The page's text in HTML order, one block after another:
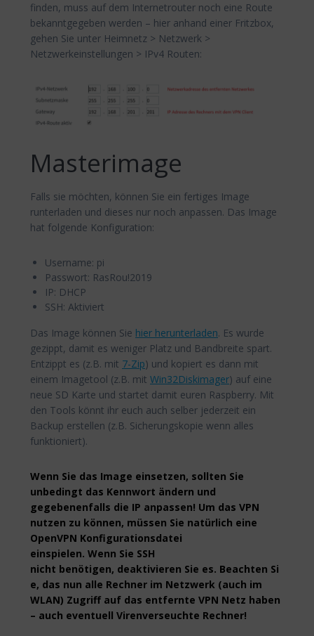
finden, muss auf dem Internetrouter noch eine Route
bekanntgegeben werden – hier anhand einer Fritzbox,
gehen Sie unter Heimnetz > Netzwerk >
Netzwerkeinstellungen > IPv4 Routen:
Masterimage
Falls sie möchten, können Sie ein fertiges Image
runterladen und dieses nur noch anpassen. Das Image
hat folgende Konfiguration:
Username: pi
Passwort: RasRou!2019
IP: DHCP
SSH: Aktiviert
Das Image können Sie hier herunterladen. Es wurde
gezippt, damit es weniger Platz und Bandbreite spart.
Entzippt es (z.B. mit 7-Zip) und kopiert es dann mit
einem Imagetool (z.B. mit Win32Diskimager) auf eine
neue SD Karte und startet damit euren Raspberry. Mit
den Tools könnt ihr euch auch selber jederzeit ein
Backup erstellen (z.B. Sicherungskopie wenn alles
funktioniert).
Wenn Sie das Image einsetzen, sollten Sie
unbedingt das Kennwort ändern und
gegebenenfalls die IP anpassen! Um das VPN
nutzen zu können, müssen Sie natürlich eine
OpenVPN Konfigurationsdatei
einspielen. Wenn Sie SSH
nicht benötigen, deaktivieren Sie es. Beachten Si
e, das nun alle Rechner im Netzwerk (auch im
WLAN) Zugriff auf das entfernte VPN Netz haben
– auch eventuell Virenverseuchte Rechner!